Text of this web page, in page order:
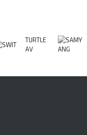
TURTLE
AV